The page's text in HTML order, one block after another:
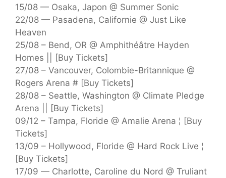
15/08 — Osaka, Japon @ Summer Sonic
22/08 — Pasadena, Californie @ Just Like
Heaven
25/08 – Bend, OR @ Amphithéâtre Hayden
Homes || [Buy Tickets]
27/08 – Vancouver, Colombie-Britannique @
Rogers Arena # [Buy Tickets]
28/08 – Seattle, Washington @ Climate Pledge
Arena || [Buy Tickets]
09/12 – Tampa, Floride @ Amalie Arena ¦ [Buy
Tickets]
13/09 – Hollywood, Floride @ Hard Rock Live ¦
[Buy Tickets]
17/09 — Charlotte, Caroline du Nord @ Truliant